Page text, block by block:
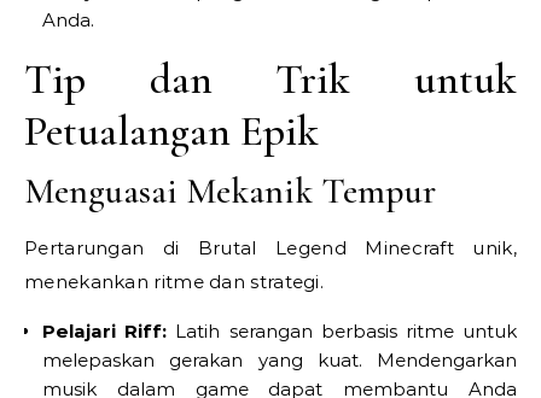
Anda.
Tip dan Trik untuk
Petualangan Epik
Menguasai Mekanik Tempur
Pertarungan di Brutal Legend Minecraft unik,
menekankan ritme dan strategi.
Pelajari Riff: Latih serangan berbasis ritme untuk
melepaskan gerakan yang kuat. Mendengarkan
musik dalam game dapat membantu Anda